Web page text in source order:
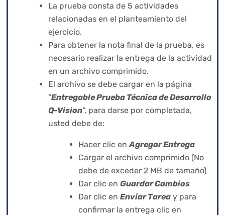
La prueba consta de 5 actividades
relacionadas en el planteamiento del
ejercicio.
Para obtener la nota final de la prueba, es
necesario realizar la entrega de la actividad
en un archivo comprimido.
El archivo se debe cargar en la página
“Entregable Prueba Técnica de Desarrollo
Q-Vision“, para darse por completada,
usted debe de:
Hacer clic enAgregar Entrega
Cargar el archivo comprimido (No
debe de exceder 2 MB de tamaño)
Dar clic en Guardar Cambios
Dar clic en Enviar Tarea y para
confirmar la entrega clic en